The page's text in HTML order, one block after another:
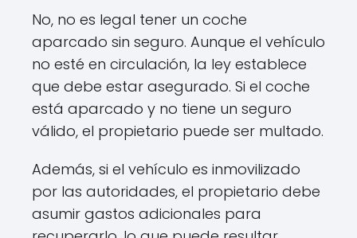
No, no es legal tener un coche
aparcado sin seguro. Aunque el vehículo
no esté en circulación, la ley establece
que debe estar asegurado. Si el coche
está aparcado y no tiene un seguro
válido, el propietario puede ser multado.
Además, si el vehículo es inmovilizado
por las autoridades, el propietario debe
asumir gastos adicionales para